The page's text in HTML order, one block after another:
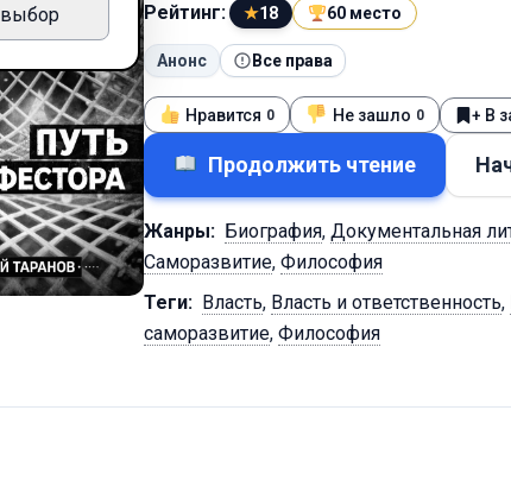
Рейтинг:
★18 60 место
Анонс Все права
Нравится 0 Не зашло 0 + В
Продолжить чтение
Жанры: Биография, Документальная
Саморазвитие, Философия
Теги: Власть, Власть и ответственность,
саморазвитие, Философия
выбор